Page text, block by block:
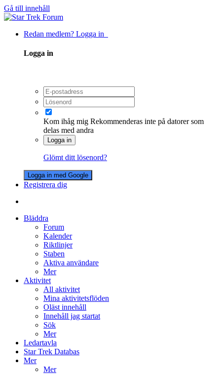
Gå till innehåll
Redan medlem? Logga in
Logga in
Kom ihåg mig Rekommenderas inte på datorer som
delas med andra
Logga in
Glömt ditt lösenord?
Logga in med Google
Registrera dig
Bläddra
Forum
Kalender
Riktlinjer
Staben
Aktiva användare
Mer
Aktivitet
All aktivitet
Mina aktivitetsflöden
Oläst innehåll
Innehåll jag startat
Sök
Mer
Ledartavla
Star Trek Databas
Mer
Mer